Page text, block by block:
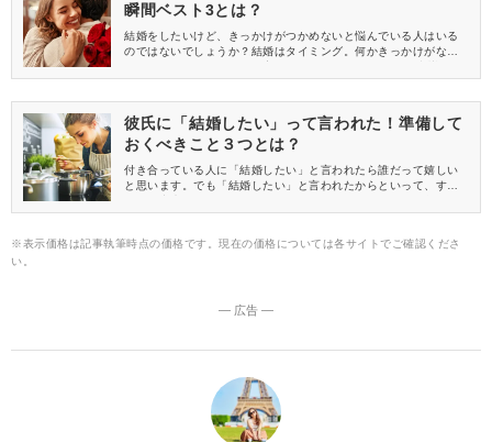
瞬間ベスト3とは？
結婚をしたいけど、きっかけがつかめないと悩んでいる人はいる
のではないでしょうか？結婚はタイミング。何かきっかけがない
瞬間をベスト３でご紹介♪ 結婚を意識しにくい人は必見ですよ！
彼氏に「結婚したい」って言われた！準備して
おくべきこと３つとは？
付き合っている人に「結婚したい」と言われたら誰だって嬉しい
と思います。でも「結婚したい」と言われたからといって、すぐ
準備が必要です！そこで今回は、彼氏に結婚したいと言われたら
※表示価格は記事執筆時点の価格です。現在の価格については各サイトでご確認くださ
い。
― 広告 ―